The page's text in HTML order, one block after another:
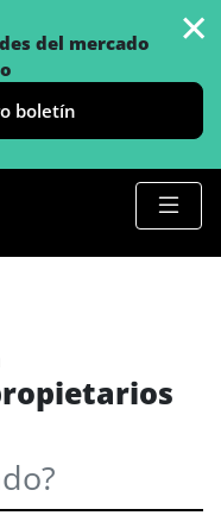
del mercado
boletín
×